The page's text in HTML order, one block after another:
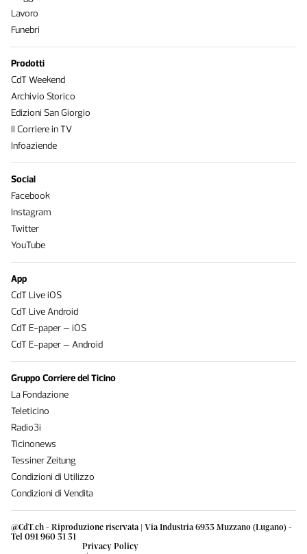
@CdT.ch - Riproduzione riservata | Via Industria 6933 Muzzano (Lugano) -
Tel 091 960 31 31
Privacy Policy
Lavoro
Funebri
Prodotti
CdT Weekend
Archivio Storico
Edizioni San Giorgio
Il Corriere in TV
Infoaziende
Social
Facebook
Instagram
Twitter
YouTube
App
CdT Live iOS
CdT Live Android
CdT E-paper – iOS
CdT E-paper – Android
Gruppo Corriere del Ticino
La Fondazione
Teleticino
Radio3i
Ticinonews
Tessiner Zeitung
Condizioni di Utilizzo
Condizioni di Vendita